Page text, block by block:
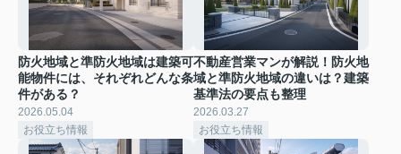
防火地域と準防火地域は建築可
能物件には、それぞれどんな条
件がある？
2026.05.04
お役立ち情報
不動産営業マンが解説！防火地
域と準防火地域の違いは？建築
基準法の要点も整理
2026.03.27
お役立ち情報